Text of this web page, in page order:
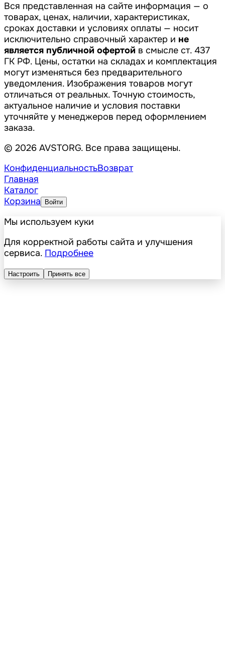
Вся представленная на сайте информация — о
товарах, ценах, наличии, характеристиках,
сроках доставки и условиях оплаты — носит
исключительно справочный характер и не
является публичной офертой в смысле ст. 437
ГК РФ. Цены, остатки на складах и комплектация
могут изменяться без предварительного
уведомления. Изображения товаров могут
отличаться от реальных. Точную стоимость,
актуальное наличие и условия поставки
уточняйте у менеджеров перед оформлением
заказа.
© 2026 AVSTORG. Все права защищены.
КонфиденциальностьВозврат
Главная
Каталог
Корзина
Войти
Мы используем куки
Для корректной работы сайта и улучшения
сервиса. Подробнее
Настроить Принять все